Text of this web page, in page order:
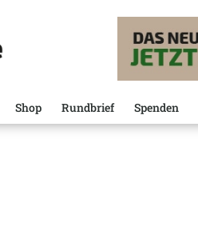
Shop Rundbrief Spenden